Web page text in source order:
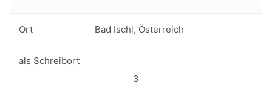
Ort Bad Ischl, Österreich
als Schreibort
3